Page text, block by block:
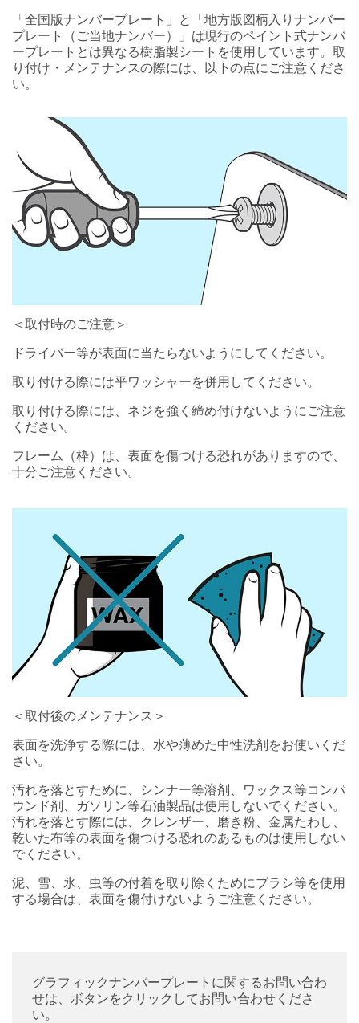
「全国版ナンバープレート」と「地方版図柄入りナンバー
プレート（ご当地ナンバー）」は現行のペイント式ナンバ
ープレートとは異なる樹脂製シートを使用しています。取
り付け・メンテナンスの際には、以下の点にご注意くださ
い。
＜取付時のご注意＞
ドライバー等が表面に当たらないようにしてください。
取り付ける際には平ワッシャーを併用してください。
取り付ける際には、ネジを強く締め付けないようにご注意
ください。
フレーム（枠）は、表面を傷つける恐れがありますので、
十分ご注意ください。
＜取付後のメンテナンス＞
表面を洗浄する際には、水や薄めた中性洗剤をお使いくだ
さい。
汚れを落とすために、シンナー等溶剤、ワックス等コンパ
ウンド剤、ガソリン等石油製品は使用しないでください。
汚れを落とす際には、クレンザー、磨き粉、金属たわし、
乾いた布等の表面を傷つける恐れのあるものは使用しない
でください。
泥、雪、氷、虫等の付着を取り除くためにブラシ等を使用
する場合は、表面を傷付けないようご注意ください。
グラフィックナンバープレートに関するお問い合わ
せは、ボタンをクリックしてお問い合わせくださ
い。